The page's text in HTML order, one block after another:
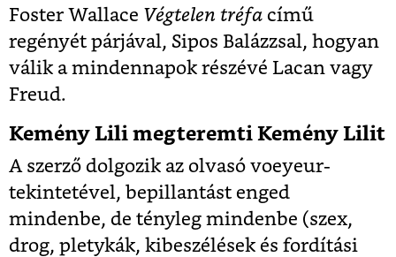
Foster Wallace Végtelen tréfa című
regényét párjával, Sipos Balázzsal, hogyan
válik a mindennapok részévé Lacan vagy
Freud.
Kemény Lili megteremti Kemény Lilit
A szerző dolgozik az olvasó voeyeur-
tekintetével, bepillantást enged
mindenbe, de tényleg mindenbe (szex,
drog, pletykák, kibeszélések és fordítási